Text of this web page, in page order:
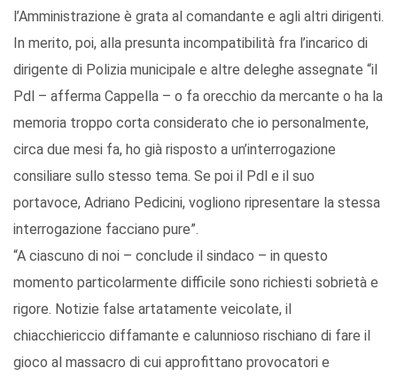
l’Amministrazione è grata al comandante e agli altri dirigenti.
In merito, poi, alla presunta incompatibilità fra l’incarico di
dirigente di Polizia municipale e altre deleghe assegnate “il
Pdl – afferma Cappella – o fa orecchio da mercante o ha la
memoria troppo corta considerato che io personalmente,
circa due mesi fa, ho già risposto a un’interrogazione
consiliare sullo stesso tema. Se poi il Pdl e il suo
portavoce, Adriano Pedicini, vogliono ripresentare la stessa
interrogazione facciano pure”.
“A ciascuno di noi – conclude il sindaco – in questo
momento particolarmente difficile sono richiesti sobrietà e
rigore. Notizie false artatamente veicolate, il
chiacchiericcio diffamante e calunnioso rischiano di fare il
gioco al massacro di cui approfittano provocatori e